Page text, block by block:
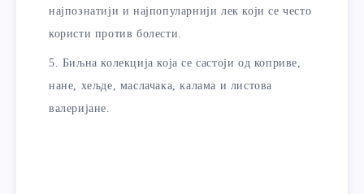
најпознатији и најпопуларнији лек који се често
користи против болести.
Биљна колекција која се састоји од коприве,
нане, хељде, маслачака, калама и листова
валеријане.